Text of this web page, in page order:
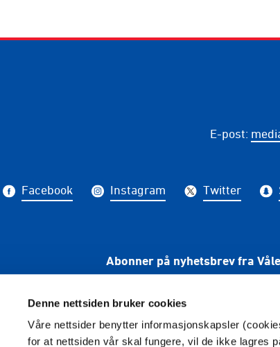
Denne nettsiden bruker cookies
Våre nettsider benytter informasjonskapsler
for at nettsiden vår skal fungere, vil de ikke lagres
E-post:
Facebook Instagram Twitter
Abonner på nyhetsbrev fra